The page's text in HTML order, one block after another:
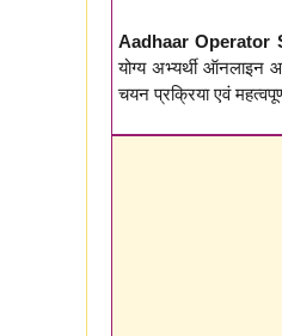
Aadhaar Operator
योग्य अभ्यर्थी
चयन प्रक्रिया एवं